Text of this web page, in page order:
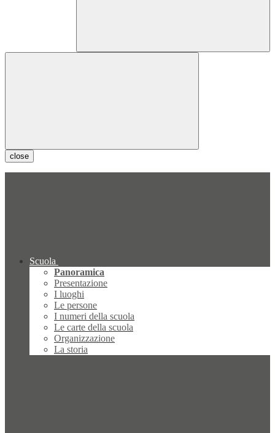
close
Scuola
Panoramica
Presentazione
I luoghi
Le persone
I numeri della scuola
Le carte della scuola
Organizzazione
La storia